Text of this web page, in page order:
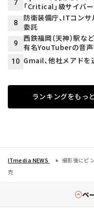
7
「Critical」級サイバ
8
防衛装備庁、ITコン
委託
9
西鉄福岡（天神）駅
有名YouTuberの音
10 Gmail、他社メアド
ランキングをもっ
ITmedia NEWS
撮影後にピ
売
ペ